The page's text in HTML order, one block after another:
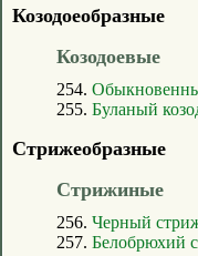
Козодоеобразные
Козодоевые
254.
255. Буланый
Стрижеобразные
Стрижиные
256. Черный
257. Белобрюхий